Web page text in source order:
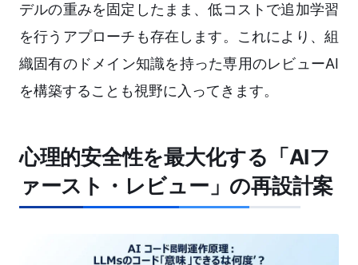
デルの重みを固定したまま、低コストで追加学習
を行うアプローチも存在します。これにより、組
織固有のドメイン知識を持った専用のレビューAI
を構築することも視野に入ってきます。
心理的安全性を最大化する「AIフ
ァースト・レビュー」の再設計案